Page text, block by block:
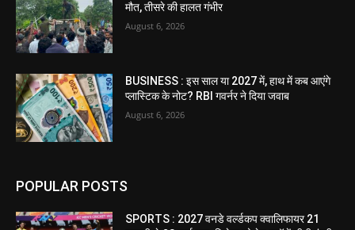
मौत, तीसरे की हालत गंभीर
August 6, 2026
BUSINESS : इस साल या 2027 में, हाथ में कब आएंगे
प्लास्टिक के नोट? RBI गवर्नर ने दिया जवाब
August 6, 2026
POPULAR POSTS
SPORTS : 2027 वनडे वर्ल्डकप क्वालिफायर 21